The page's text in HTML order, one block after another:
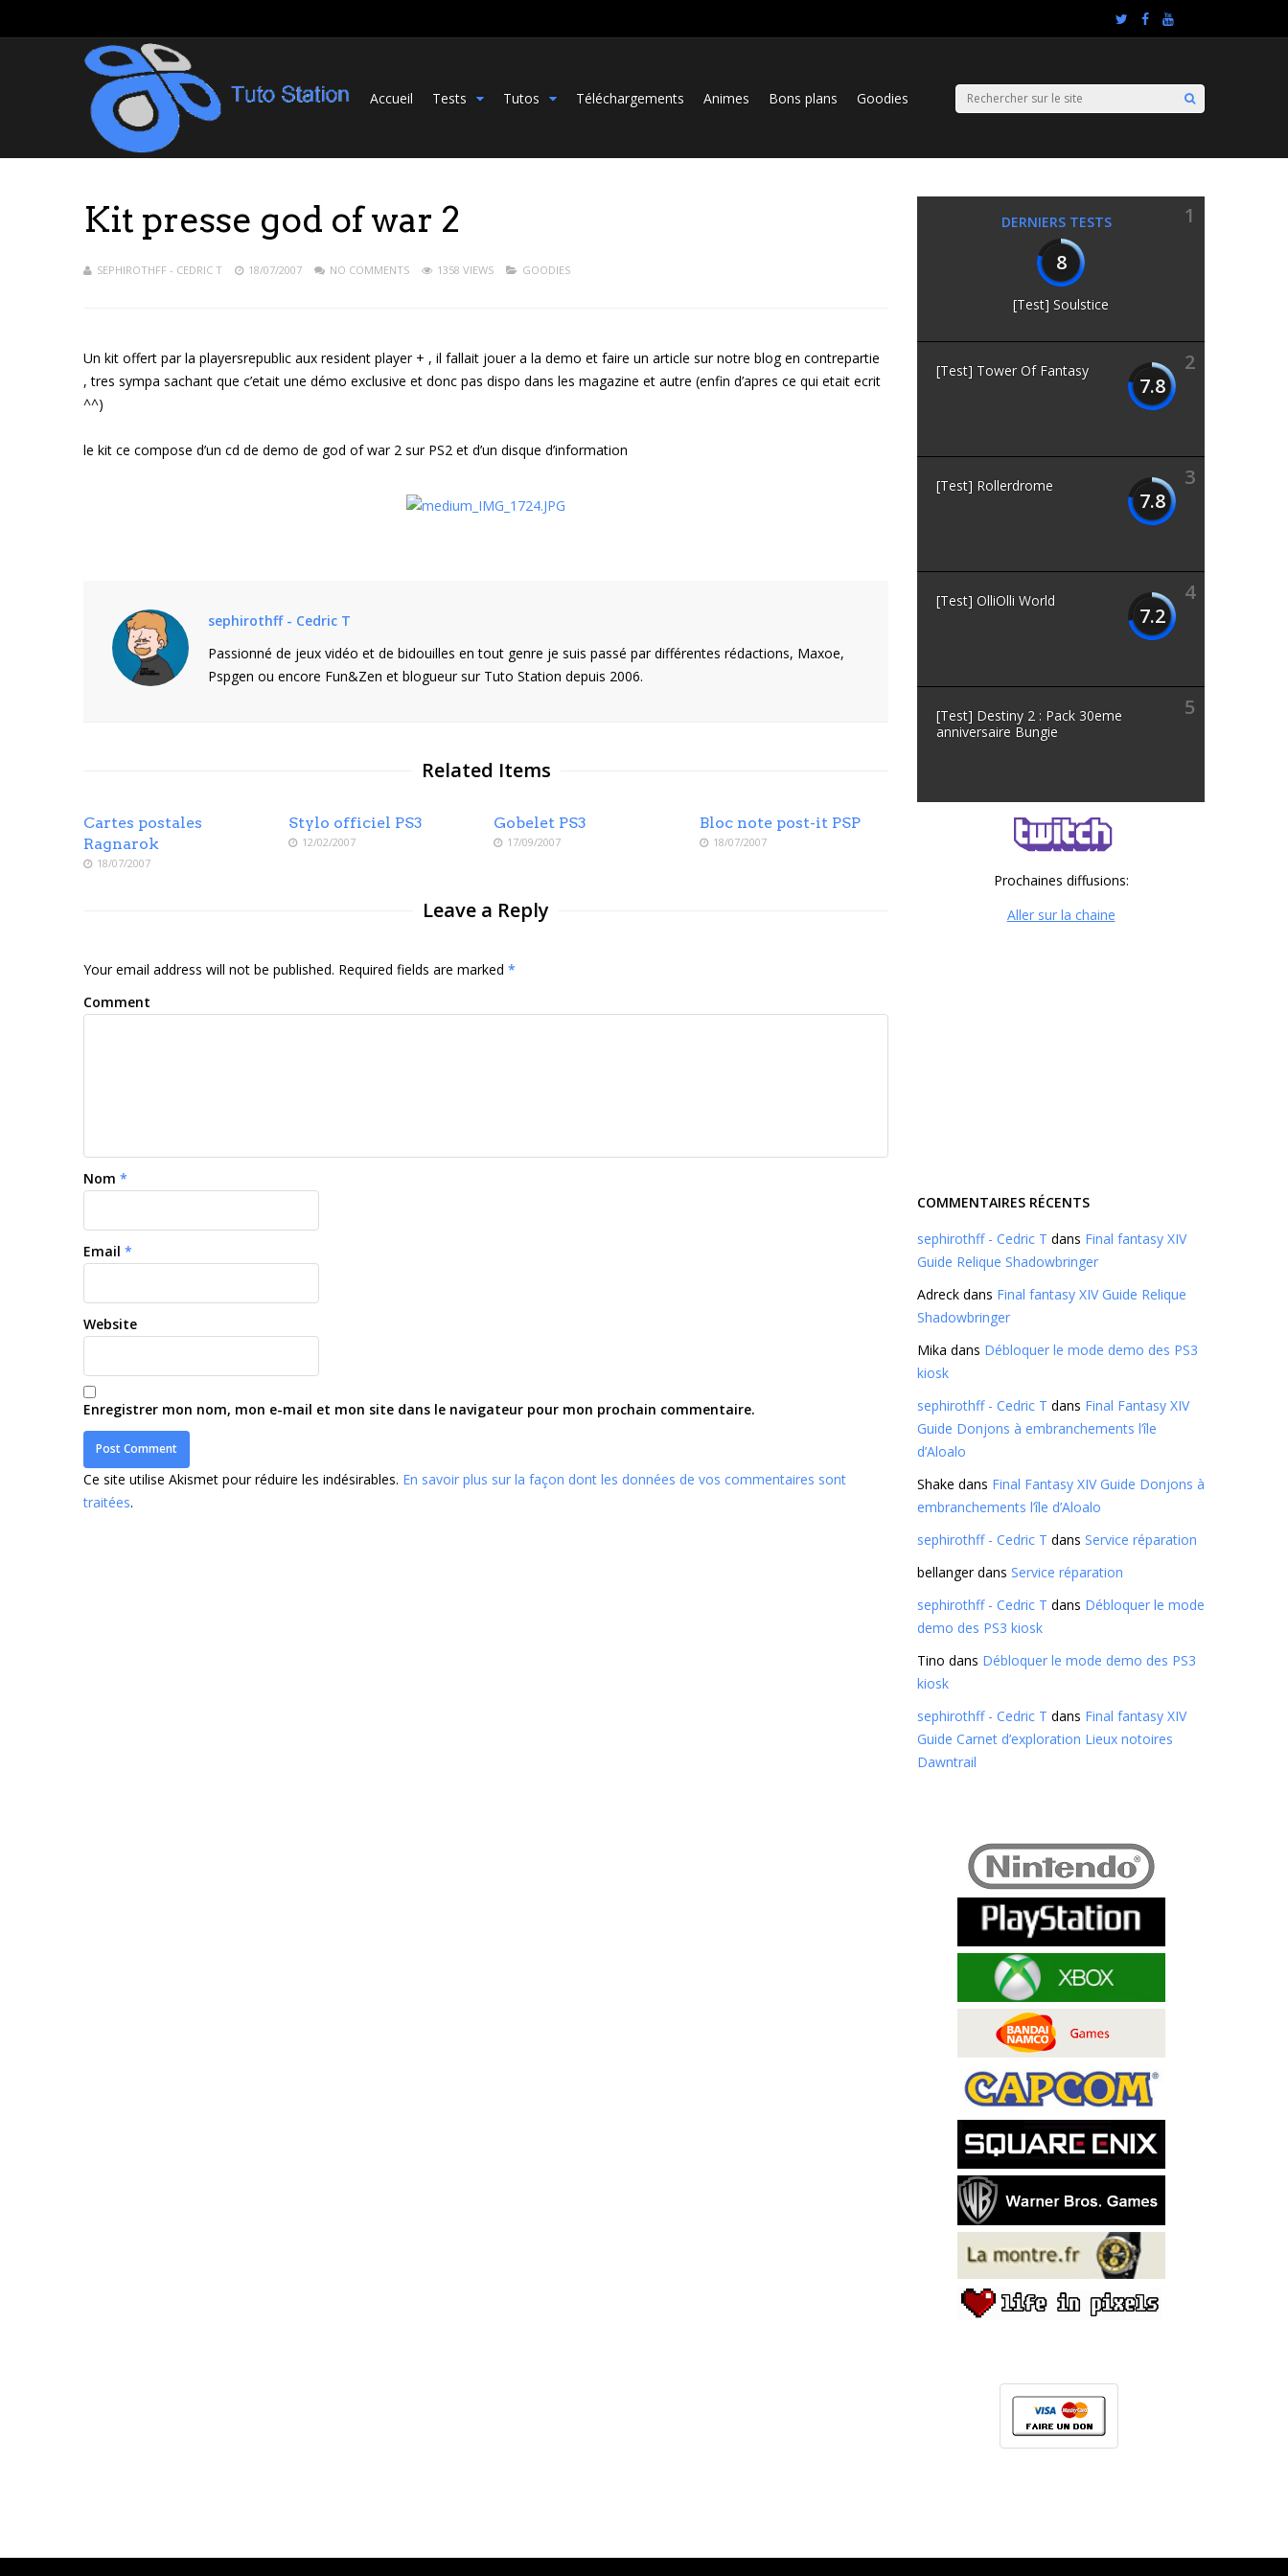
Accueil Tests Tutos Téléchargements Animes Bons plans Goodies
Kit presse god of war 2
SEPHIROTHFF - CEDRIC T 18/07/2007 NO COMMENTS 1358 VIEWS GOODIES
Un kit offert par la playersrepublic aux resident player + , il fallait jouer a la demo et faire un article sur notre blog en contrepartie
, tres sympa sachant que c’etait une démo exclusive et donc pas dispo dans les magazine et autre (enfin d’apres ce qui etait ecrit
^^)
le kit ce compose d’un cd de demo de god of war 2 sur PS2 et d’un disque d’information
sephirothff - Cedric T
Passionné de jeux vidéo et de bidouilles en tout genre je suis passé par différentes rédactions, Maxoe,
Pspgen ou encore Fun&Zen et blogueur sur Tuto Station depuis 2006.
Related Items
Cartes postales
Ragnarok
18/07/2007
Stylo officiel PS3
12/02/2007
Gobelet PS3
17/09/2007
Bloc note post-it PSP
18/07/2007
Leave a Reply
Your email address will not be published. Required fields are marked *
Comment
Nom *
Email *
Website
Enregistrer mon nom, mon e-mail et mon site dans le navigateur pour mon prochain commentaire.
Ce site utilise Akismet pour réduire les indésirables. En savoir plus sur la façon dont les données de vos commentaires sont
traitées.
DERNIERS TESTS
1
8
[Test] Soulstice
2
7.8
[Test] Tower Of Fantasy
3
7.8
[Test] Rollerdrome
4
7.2
[Test] OlliOlli World
5
[Test] Destiny 2 : Pack 30eme
anniversaire Bungie
Prochaines diffusions:
Aller sur la chaine
COMMENTAIRES RÉCENTS
sephirothff - Cedric T dans Final fantasy XIV
Guide Relique Shadowbringer
Adreck dans Final fantasy XIV Guide Relique
Shadowbringer
Mika dans Débloquer le mode demo des PS3
kiosk
sephirothff - Cedric T dans Final Fantasy XIV
Guide Donjons à embranchements l’île
d’Aloalo
Shake dans Final Fantasy XIV Guide Donjons à
embranchements l’île d’Aloalo
sephirothff - Cedric T dans Service réparation
bellangerdans Service réparation
sephirothff - Cedric T dans Débloquer le mode
demo des PS3 kiosk
Tino dans Débloquer le mode demo des PS3
kiosk
sephirothff - Cedric T dans Final fantasy XIV
Guide Carnet d’exploration Lieux notoires
Dawntrail